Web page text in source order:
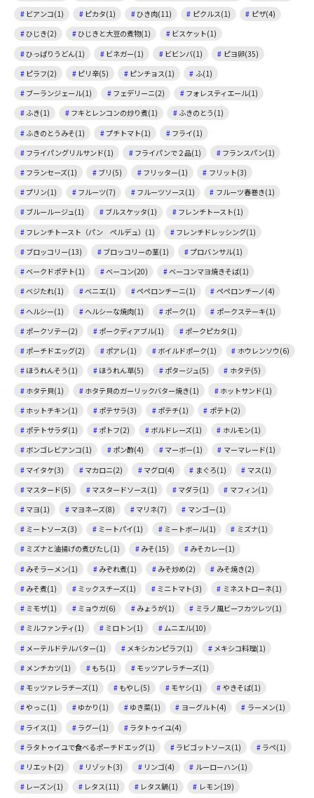
ビアンコ(1)
ピカタ(1) ひき肉(11) ピクルス(1)
ピザ(4)
ひじき(2)
ひじきと大豆の煮物(1)
ビスケット(1)
ひっぱりうどん(1)
ビネガー(1) ビビンバ(1)
ピヨ卵(35)
ピラフ(2)
ピリ辛(5) ピンチョス(1)
ふ(1)
ブーランジェール(1)
フェデリーニ(2)
フォレスティエール(1)
ふき(1)
フキとレンコンの炒り煮(1)
ふきのとう(1)
ふきのとうみそ(1)
プチトマト(1)
フライ(1)
フライパングリルサンド(1)
フライパンで２品(1)
フランスパン(1)
フランセーズ(1)
ブリ(5) フリッター(1)
フリット(3)
プリン(1)
フルーツ(7) フルーツソース(1)
フルーツ春巻き(1)
ブルールージュ(1)
ブルスケッタ(1)
フレンチトースト(1)
フレンチトースト（パン ペルデュ）(1)
フレンチドレッシング(1)
ブロッコリー(13)
ブロッコリーの茎(1)
プロバンサル(1)
ベークドポテト(1)
ベーコン(20)
ベーコンマヨ焼きそば(1)
ベジたれ(1)
ベニエ(1) ペペロンチーニ(1)
ペペロンチーノ(4)
ヘルシー(1)
ヘルシーな焼肉(1) ポーク(1)
ポークステーキ(1)
ポークソテー(2)
ポークディアブル(1)
ポークピカタ(1)
ポーチドエッグ(2)
ポアレ(1) ボイルドポーク(1)
ホウレンソウ(6)
ほうれんそう(1)
ほうれん草(5) ポタージュ(5)
ホタテ(5)
ホタテ貝(1)
ホタテ貝のガーリックバター焼き(1)
ホットサンド(1)
ホットチキン(1)
ポテサラ(3) ポテチ(1)
ポテト(2)
ポテトサラダ(1)
ポトフ(2) ボルドレーズ(1)
ホルモン(1)
ボンゴレビアンコ(1)
ポン酢(4) マーボー(1)
マーマレード(1)
マイタケ(3)
マカロニ(2) マグロ(4) まぐろ(1)
マス(1)
マスタード(5)
マスタードソース(1) マダラ(1)
マフィン(1)
マヨ(1)
マヨネーズ(8) マリネ(7)
マンゴー(1)
ミートソース(3)
ミートパイ(1) ミートボール(1)
ミズナ(1)
ミズナと油揚げの煮びたし(1)
みそ(15)
みそカレー(1)
みそラーメン(1)
みぞれ煮(1) みそ炒め(2)
みそ焼き(2)
みそ煮(1)
ミックスチーズ(1) ミニトマト(3)
ミネストローネ(1)
ミモザ(1)
ミョウガ(6) みょうが(1)
ミラノ風ビーフカツレツ(1)
ミルファンティ(1)
ミロトン(1)
ムニエル(10)
メーテルドテルバター(1)
メキシカンピラフ(1)
メキシコ料理(1)
メンチカツ(1)
もち(1)
モッツアレラチーズ(1)
モッツァレラチーズ(1)
もやし(5) モヤシ(1)
やきそば(1)
やっこ(1)
ゆかり(1) ゆき菜(1) ヨーグルト(4)
ラーメン(1)
ライス(1)
ラグー(1)
ラタトゥイユ(4)
ラタトゥイユで食べるポーチドエッグ(1)
ラビゴットソース(1)
ラペ(1)
リエット(2)
リゾット(3) リンゴ(4)
ルーローハン(1)
レーズン(1)
レタス(11) レタス鍋(1)
レモン(19)